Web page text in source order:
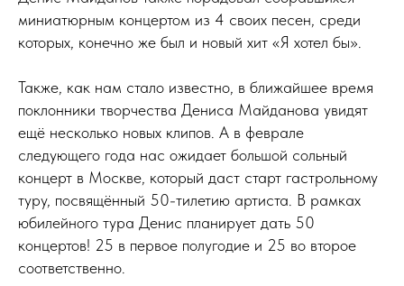
миниатюрным концертом из 4 своих песен, среди
которых, конечно же был и новый хит «Я хотел бы».
Также, как нам стало известно, в ближайшее время
поклонники творчества Дениса Майданова увидят
ещё несколько новых клипов. А в феврале
следующего года нас ожидает большой сольный
концерт в Москве, который даст старт гастрольному
туру, посвящённый 50-тилетию артиста. В рамках
юбилейного тура Денис планирует дать 50
концертов! 25 в первое полугодие и 25 во второе
соответственно.